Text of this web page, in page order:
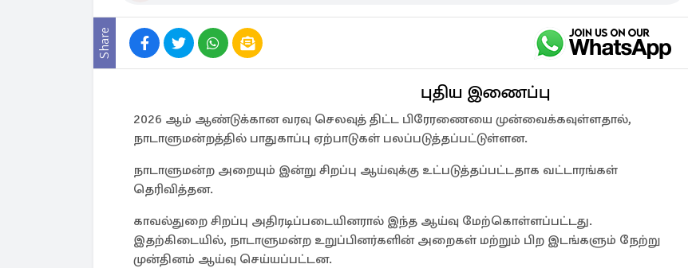
Share
புதிய இணைப்பு
2026 ஆம் ஆண்டுக்கான வரவு செலவுத் திட்ட பிரேரணையை முன்வைக்கவுள்ளதால்,
நாடாளுமன்றத்தில் பாதுகாப்பு ஏற்பாடுகள் பலப்படுத்தப்பட்டுள்ளன.
நாடாளுமன்ற அறையும் இன்று சிறப்பு ஆய்வுக்கு உட்படுத்தப்பட்டதாக வட்டாரங்கள்
தெரிவித்தன.
காவல்துறை சிறப்பு அதிரடிப்படையினரால் இந்த ஆய்வு மேற்கொள்ளப்பட்டது.
இதற்கிடையில், நாடாளுமன்ற உறுப்பினர்களின் அறைகள் மற்றும் பிற இடங்களும் நேற்று
முன்தினம் ஆய்வு செய்யப்பட்டன.